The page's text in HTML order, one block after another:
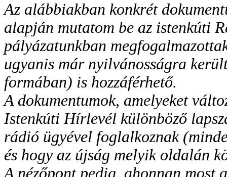
Az alábbiakban konkrét
alapján mutatom be az istenkúti
pályázatunkban
ugyanis már nyilvánosságra
formában) is hozzáférhető.
A dokumentumok, amelyeket
Istenkúti Hírlevél különböző
rádió ügyével foglalkoznak
és hogy az újság melyik oldalán
A nézőpont pedig, ahonnan most